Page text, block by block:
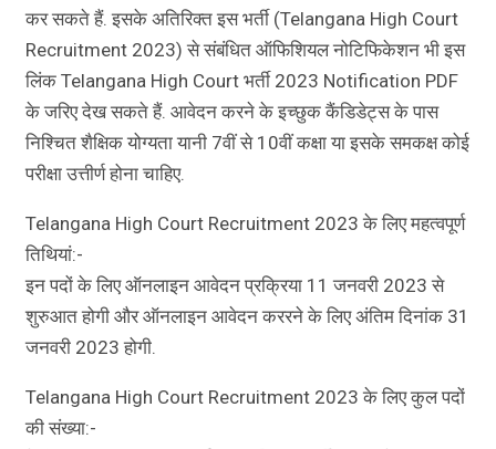
कर सकते हैं. इसके अतिरिक्त इस भर्ती (Telangana High Court
Recruitment 2023) से संबंधित ऑफिशियल नोटिफिकेशन भी इस
लिंक Telangana High Court भर्ती 2023 Notification PDF
के जरिए देख सकते हैं. आवेदन करने के इच्छुक कैंडिडेट्स के पास
निश्चित शैक्षिक योग्यता यानी 7वीं से 10वीं कक्षा या इसके समकक्ष कोई
परीक्षा उत्तीर्ण होना चाहिए.
Telangana High Court Recruitment 2023 के लिए महत्वपूर्ण
तिथियां:-
इन पदों के लिए ऑनलाइन आवेदन प्रक्रिया 11 जनवरी 2023 से
शुरुआत होगी और ऑनलाइन आवेदन कररने के लिए अंतिम दिनांक 31
जनवरी 2023 होगी.
Telangana High Court Recruitment 2023 के लिए कुल पदों
की संख्या:-